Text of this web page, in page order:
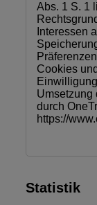
Abs. 1 S. 1
Interessen
Cookies
Umsetzung
durch
https://
Statistik